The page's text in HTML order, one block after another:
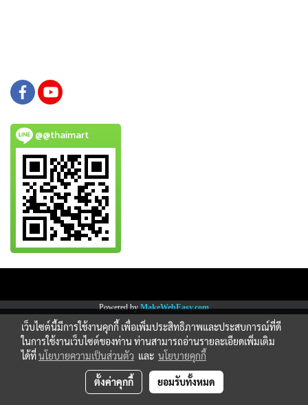
@@thaimart
Powered byMakeWebEasy.com
เว็บไซต์นี้มีการใช้งานคุกกี้ เพื่อเพิ่มประสิทธิภาพและประสบการณ์ที่ดี
ในการใช้งานเว็บไซต์ของท่าน ท่านสามารถอ่านรายละเอียดเพิ่มเติม
ได้ที่นโยบายความเป็นส่วนตัว และ นโยบายคุกกี้
ตั้งค่าคุกกี้ ยอมรับทั้งหมด